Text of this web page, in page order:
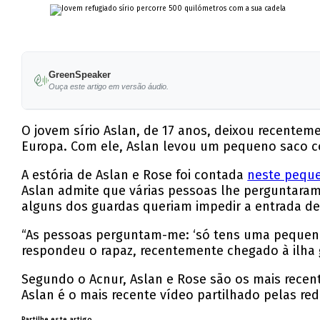
GreenSpeaker
Ouça este artigo em versão áudio.
O jovem sírio Aslan, de 17 anos, deixou
Europa. Com ele, Aslan levou um pequeno saco
A estória de Aslan e Rose foi contada neste
Aslan admite que várias pessoas lhe
alguns dos guardas queriam impedir a entrada
“As pessoas perguntam-me: ‘só tens uma
respondeu o rapaz, recentemente chegado à ilha
Segundo o Acnur, Aslan e Rose são os mais
Aslan é o mais recente vídeo partilhado pelas